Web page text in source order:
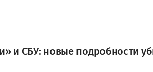
и СБУ: новые подробности